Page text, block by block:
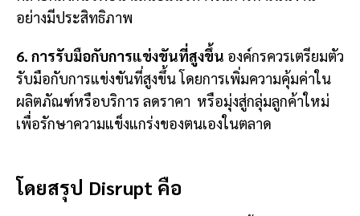
อย่างมีประสิทธิภาพ
6. การรับมือกับการแข่งขันที่สูงขึ้น องค์กรควรเตรียมตัว
รับมือกับการแข่งขันที่สูงขึ้น โดยการเพิ่มความคุ้มค่าใน
ผลิตภัณฑ์หรือบริการ ลดราคา หรือมุ่งสู่กลุ่มลูกค้าใหม่
เพื่อรักษาความแข็งแกร่งของตนเองในตลาด
โดยสรุป Disrupt คือ